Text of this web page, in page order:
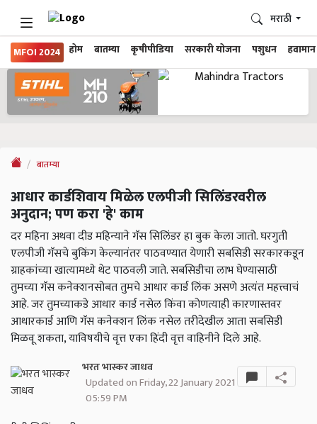
MFOI 2024 होम बातम्या कृषीपीडिया सरकारी योजना पशुधन हवामान
मराठी
बातम्या
आधार कार्डशिवाय मिळेल एलपीजी सिलिंडरवरील
अनुदान; पण करा 'हे' काम
दर महिना अथवा दीड महिन्याने गॅस सिलिंडर हा बुक केला जातो. घरगुती
एलपीजी गॅसचे बुकिंग केल्यानंतर पाठवण्यात येणारी सबसिडी सरकारकडून
ग्राहकांच्या खात्यामध्ये थेट पाठवली जाते. सबसिडीचा लाभ घेण्यासाठी
तुमच्या गॅस कनेक्शनसोबत तुमचे आधार कार्ड लिंक असणे अत्यंत महत्त्वाचं
आहे. जर तुमच्याकडे आधार कार्ड नसेल किंवा कोणत्याही कारणास्तवर
आधारकार्ड आणि गॅस कनेक्शन लिंक नसेल तरीदेखील आता सबसिडी
मिळवू शकता, याविषयीचे वृत्त एका हिंदी वृत्त वाहिनीने दिले आहे.
भरत भास्कर जाधव
Updated on Friday, 22 January 2021
05:59 PM